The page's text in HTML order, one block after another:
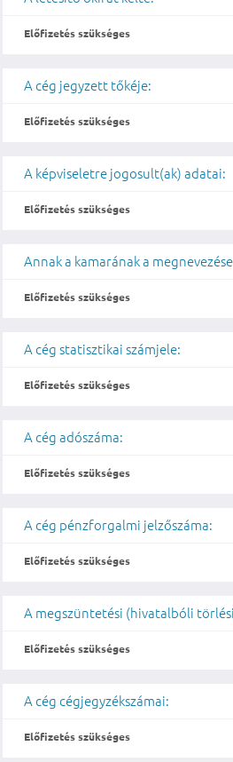
Előfizetés szükséges
A cég jegyzett tőkéje:
Előfizetés szükséges
A képviseletre jogosult(ak) adatai:
Előfizetés szükséges
Annak a kamarának a
Előfizetés szükséges
A cég statisztikai számjele:
Előfizetés szükséges
A cég adószáma:
Előfizetés szükséges
A cég pénzforgalmi jelzőszáma:
Előfizetés szükséges
A megszüntetési (hivatalbóli
Előfizetés szükséges
A cég cégjegyzékszámai:
Előfizetés szükséges